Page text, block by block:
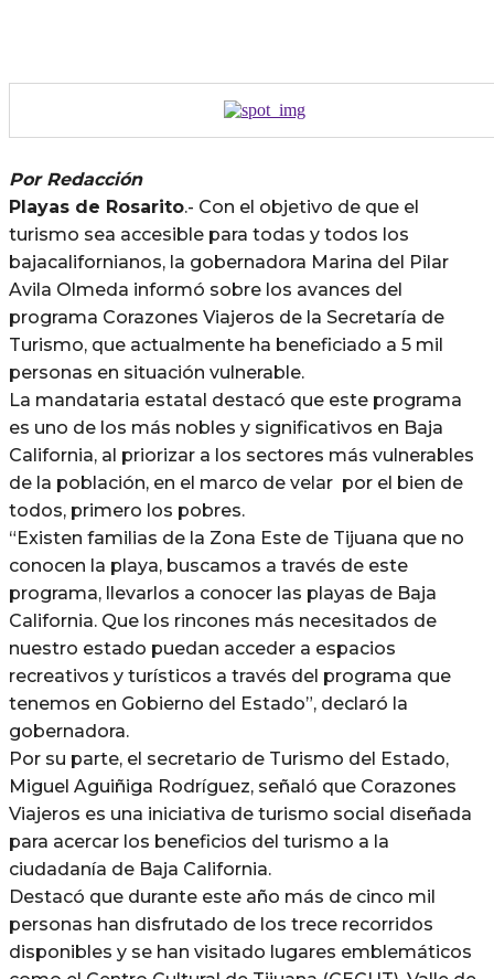
Por Redacción
Playas de Rosarito.- Con el objetivo de que el
turismo sea accesible para todas y todos los
bajacalifornianos, la gobernadora Marina del Pilar
Avila Olmeda informó sobre los avances del
programa Corazones Viajeros de la Secretaría de
Turismo, que actualmente ha beneficiado a 5 mil
personas en situación vulnerable.
La mandataria estatal destacó que este programa
es uno de los más nobles y significativos en Baja
California, al priorizar a los sectores más vulnerables
de la población, en el marco de velar por el bien de
todos, primero los pobres.
“Existen familias de la Zona Este de Tijuana que no
conocen la playa, buscamos a través de este
programa, llevarlos a conocer las playas de Baja
California. Que los rincones más necesitados de
nuestro estado puedan acceder a espacios
recreativos y turísticos a través del programa que
tenemos en Gobierno del Estado”, declaró la
gobernadora.
Por su parte, el secretario de Turismo del Estado,
Miguel Aguiñiga Rodríguez, señaló que Corazones
Viajeros es una iniciativa de turismo social diseñada
para acercar los beneficios del turismo a la
ciudadanía de Baja California.
Destacó que durante este año más de cinco mil
personas han disfrutado de los trece recorridos
disponibles y se han visitado lugares emblemáticos